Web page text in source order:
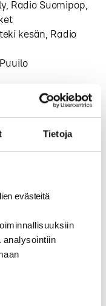
Tietoja
evästeitä
analysointiin
Radio Suomipop,
kesän, Radio
Bauer Media
Oy
Sanoman
NRJ